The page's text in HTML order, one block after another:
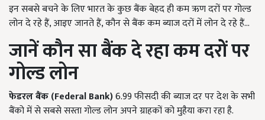
इन सबसे बचने के लिए भारत के कुछ बैंक बेहद ही कम ऋण दरों पर गोल्ड
लोन दे रहे हैं,आइए जानते हैं,कौन से बैंक कम ब्याज दरों में लोन दे रहे हैं...
जानें कौन सा बैंक दे रहा कम दरों पर
गोल्ड लोन
फेडरल बैंक (Federal Bank)6.99फीसदी की ब्याज दर पर देश के सभी
बैंको में से सबसे सस्ता गोल्ड लोन अपने ग्राहकों को मुहैया करा रहा है.